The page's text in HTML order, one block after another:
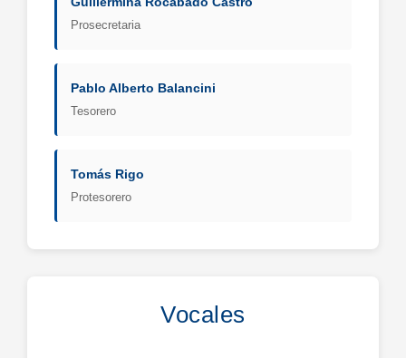
Prosecretaria
Pablo Alberto Balancini
Tesorero
Tomás Rigo
Protesorero
Vocales